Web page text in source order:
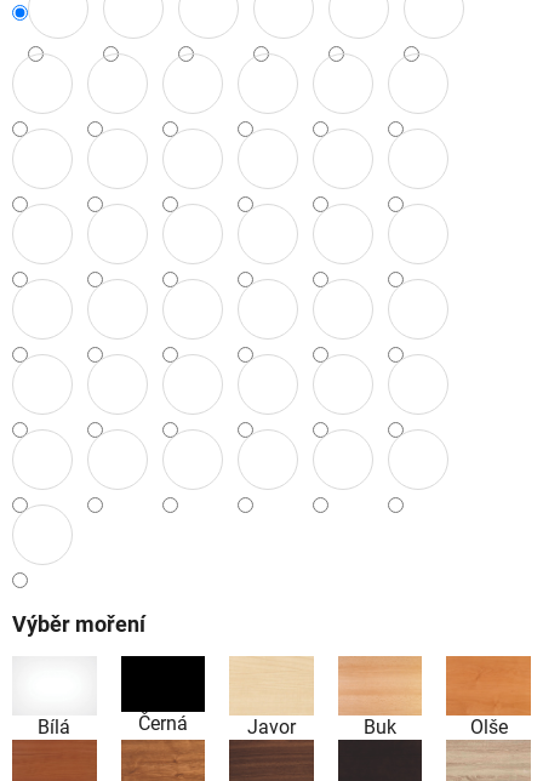
Výběr moření
Bílá Černá Javor Buk Olše